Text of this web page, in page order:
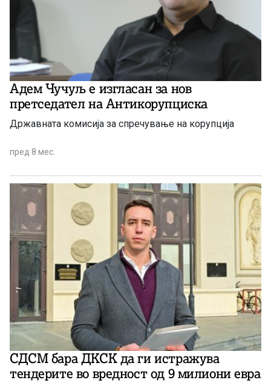
Адем Чучуљ е изгласан за нов
претседател на Антикорупциска
Државната комисија за спречување на корупција
пред 8 мес.
СДСМ бара ДКСК да ги истражува
тендерите во вредност од 9 милиони евра